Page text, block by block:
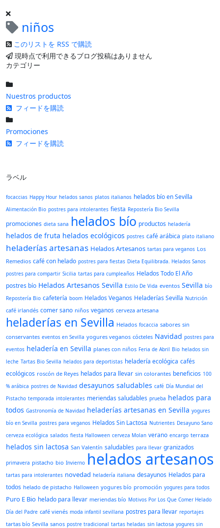
niños
このリストを RSS で購読
現時点で利用できるブログ投稿はありません
カテゴリー
Nuestros productos
フィードを購読
Promociones
フィードを購読
ラベル
focaccias Happy Hour helados sanos platos italianos helados bío en Sevilla
Alimentación Bio postres para intolerantes fiesta Repostería Bio Sevilla
promociones dieta sana helados bío productos heladería
helados de fruta helados ecológicos postres café arábica plato italiano
heladerías artesanas Helados Artesanos tartas para veganos Los
Remedios café con helado postres para fiestas Dieta Equilibrada. Helados Sanos
postres para compartir Sicilia tartas para cumpleaños Helados Todo El Año
postres bío Helados Artesanos Sevilla Estilo De Vida eventos Sevilla bío
Repostería Bio cafetería boom Helados Veganos Heladerías Sevilla Nutrición
café irlandés comer sano niños veganos cerveza artesana
heladerías en Sevilla Helados focaccia sabores sin
conservantes eventos en Sevilla yogures veganos cócteles Navidad postres para
eventos heladería en Sevilla planes con niños Feria de Abril Bio helados sin
leche Tartas Bio Sevilla helados para deportistas heladería ecológica cafés
ecológicos roscón de Reyes helados para llevar sin colorantes beneficios 100
% arábica postres de Navidad desayunos saludables café Día Mundial del
Pistacho temporada intolerantes meriendas saludables prueba helados para
todos Gastronomía de Navidad heladerías artesanas en Sevilla yogures
bío en Sevilla postres para veganos Helados Sin Lactosa Nutrientes Desayuno Sano
cerveza ecológica salados fiesta Halloween cerveza Molan verano encargo terraza
helados sin lactosa San Valentín saludables para llevar granizados
primavera pistacho bio Invierno helados artesanos
tartas para intolerantes novedad heladería italiana desayunos Helados para
todos helado de pistacho Halloween yogures bío promoción yogures para todos
Puro E Bio helado para llevar meriendas bío Motivos Por Los Que Comer Helado
Día del Padre café vienés moda infantil sevillana postres para llevar reportajes
tartas bío Sevilla sanos postre tradicional tartas heladas sin lactosa yogures sin